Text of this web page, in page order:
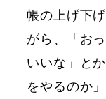
帳の上げ下
がら、「お
いいな」と
をやるのか